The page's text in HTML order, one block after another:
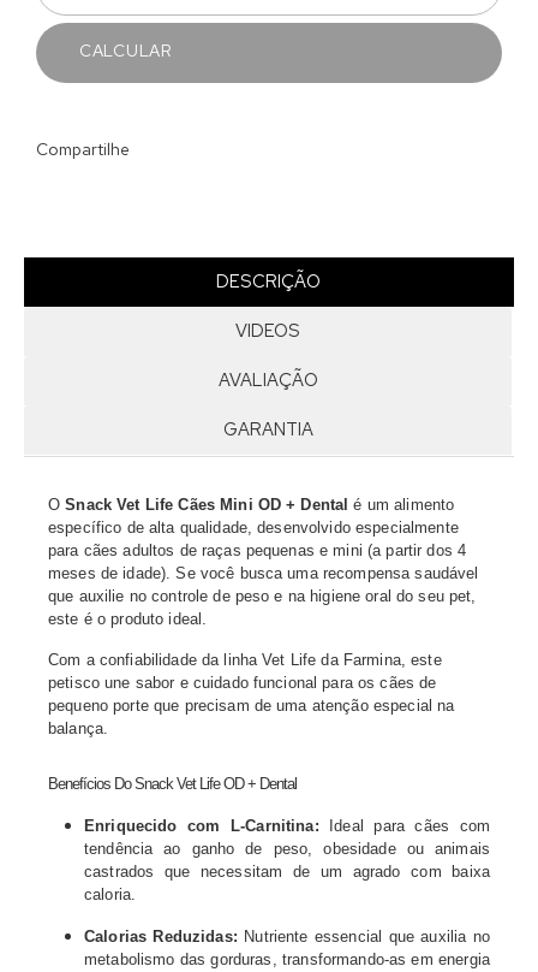
CALCULAR
Compartilhe
DESCRIÇÃO
VIDEOS
AVALIAÇÃO
GARANTIA
OSnack Vet Life Cães Mini OD + Dental é um alimento
específico de alta qualidade, desenvolvido especialmente
para cães adultos de raças pequenas e mini (a partir dos 4
meses de idade). Se você busca uma recompensa saudável
que auxilie no controle de peso e na higiene oral do seu pet,
este é o produto ideal.
Com a confiabilidade da linha Vet Life da Farmina, este
petisco une sabor e cuidado funcional para os cães de
pequeno porte que precisam de uma atenção especial na
balança.
Benefícios Do Snack Vet Life OD + Dental
Enriquecido com L-Carnitina:
Ideal para cães com
tendência ao ganho de peso, obesidade ou animais
castrados que necessitam de um agrado com baixa
caloria.
Calorias Reduzidas: Nutriente essencial que auxilia no
metabolismo das gorduras, transformando-as em energia